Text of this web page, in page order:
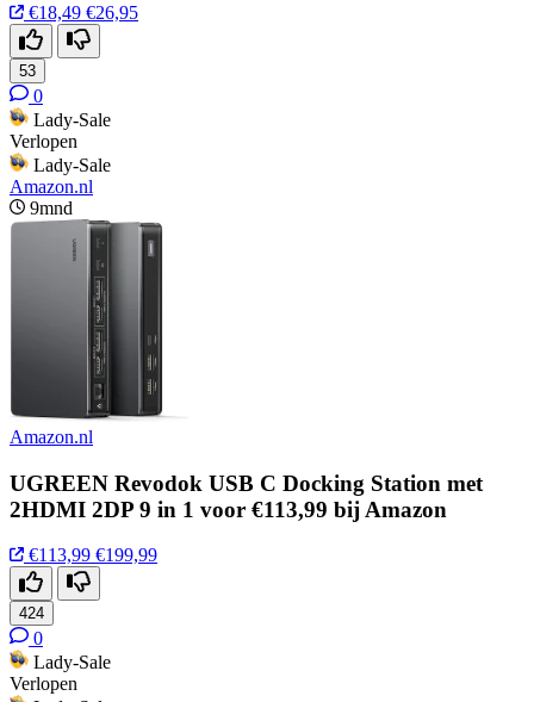
€18,49 €26,95
53
0
Lady-Sale
Verlopen
Lady-Sale
Amazon.nl
9mnd
Amazon.nl
UGREEN Revodok USB C Docking Station met
2HDMI 2DP 9 in 1 voor €113,99 bij Amazon
€113,99 €199,99
424
0
Lady-Sale
Verlopen